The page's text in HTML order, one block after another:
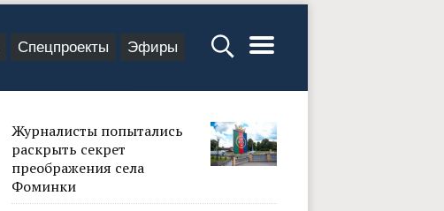
Спецпроекты Эфиры
Журналисты попытались
раскрыть секрет
преображения села
Фоминки